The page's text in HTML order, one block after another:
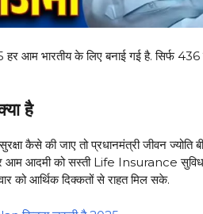
हर आम भारतीय के लिए बनाई गई है. सिर्फ
है
कैसे की जाए तो प्रधानमंत्री जीवन
आम आदमी को सस्ती Life Insurance
को आर्थिक दिक्कतों से राहत मिल सके.